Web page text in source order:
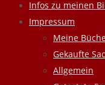
springenInfos zu meinen
Impressum
Meine
Gekaufte
Allgemein